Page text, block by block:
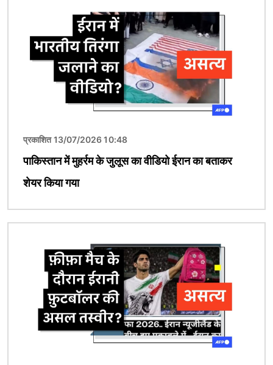
प्रकाशित 13/07/2026 10:48
पाकिस्तान में मुहर्रम के जुलूस का वीडियो ईरान का बताकर
शेयर किया गया